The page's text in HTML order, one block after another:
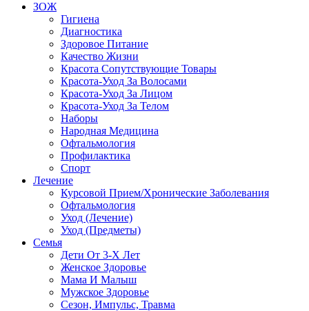
ЗОЖ
Гигиена
Диагностика
Здоровое Питание
Качество Жизни
Красота Сопутствующие Товары
Красота-Уход За Волосами
Красота-Уход За Лицом
Красота-Уход За Телом
Наборы
Народная Медицина
Офтальмология
Профилактика
Спорт
Лечение
Курсовой Прием/Хронические Заболевания
Офтальмология
Уход (Лечение)
Уход (Предметы)
Семья
Дети От 3-Х Лет
Женское Здоровье
Мама И Малыш
Мужское Здоровье
Сезон, Импульс, Травма